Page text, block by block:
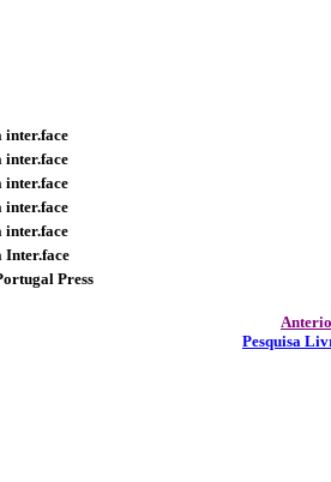
inter.face
inter.face
inter.face
inter.face
inter.face
Inter.face
Press
Pesquisa